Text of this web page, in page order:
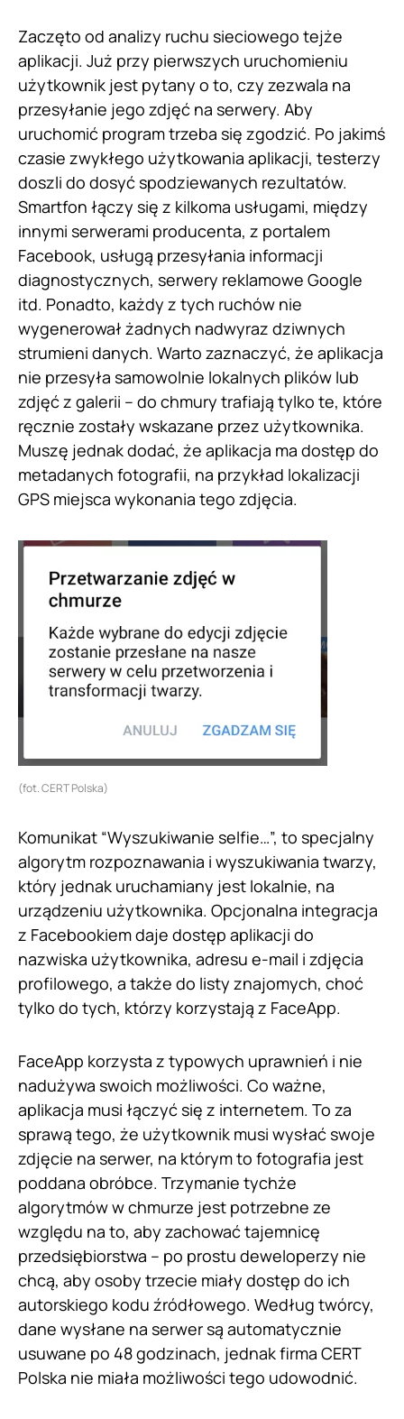
Zaczęto od analizy ruchu sieciowego tejże
aplikacji. Już przy pierwszych uruchomieniu
użytkownik jest pytany o to, czy zezwala na
przesyłanie jego zdjęć na serwery. Aby
uruchomić program trzeba się zgodzić. Po jakimś
czasie zwykłego użytkowania aplikacji, testerzy
doszli do dosyć spodziewanych rezultatów.
Smartfon łączy się z kilkoma usługami, między
innymi serwerami producenta, z portalem
Facebook, usługą przesyłania informacji
diagnostycznych, serwery reklamowe Google
itd. Ponadto, każdy z tych ruchów nie
wygenerował żadnych nadwyraz dziwnych
strumieni danych. Warto zaznaczyć, że aplikacja
nie przesyła samowolnie lokalnych plików lub
zdjęć z galerii – do chmury trafiają tylko te, które
ręcznie zostały wskazane przez użytkownika.
Muszę jednak dodać, że aplikacja ma dostęp do
metadanych fotografii, na przykład lokalizacji
GPS miejsca wykonania tego zdjęcia.
(fot. CERT Polska)
Komunikat “Wyszukiwanie selfie…”, to specjalny
algorytm rozpoznawania i wyszukiwania twarzy,
który jednak uruchamiany jest lokalnie, na
urządzeniu użytkownika. Opcjonalna integracja
z Facebookiem daje dostęp aplikacji do
nazwiska użytkownika, adresu e-mail i zdjęcia
profilowego, a także do listy znajomych, choć
tylko do tych, którzy korzystają z FaceApp.
FaceApp korzysta z typowych uprawnień i nie
nadużywa swoich możliwości. Co ważne,
aplikacja musi łączyć się z internetem. To za
sprawą tego, że użytkownik musi wysłać swoje
zdjęcie na serwer, na którym to fotografia jest
poddana obróbce. Trzymanie tychże
algorytmów w chmurze jest potrzebne ze
względu na to, aby zachować tajemnicę
przedsiębiorstwa – po prostu deweloperzy nie
chcą, aby osoby trzecie miały dostęp do ich
autorskiego kodu źródłowego. Według twórcy,
dane wysłane na serwer są automatycznie
usuwane po 48 godzinach, jednak firma CERT
Polska nie miała możliwości tego udowodnić.